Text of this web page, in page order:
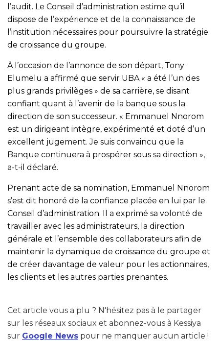
l’audit. Le Conseil d’administration estime qu’il
dispose de l’expérience et de la connaissance de
l’institution nécessaires pour poursuivre la stratégie
de croissance du groupe.
À l’occasion de l’annonce de son départ, Tony
Elumelu a affirmé que servir UBA « a été l’un des
plus grands privilèges » de sa carrière, se disant
confiant quant à l’avenir de la banque sous la
direction de son successeur. « Emmanuel Nnorom
est un dirigeant intègre, expérimenté et doté d’un
excellent jugement. Je suis convaincu que la
Banque continuera à prospérer sous sa direction »,
a-t-il déclaré.
Prenant acte de sa nomination, Emmanuel Nnorom
s’est dit honoré de la confiance placée en lui par le
Conseil d’administration. Il a exprimé sa volonté de
travailler avec les administrateurs, la direction
générale et l’ensemble des collaborateurs afin de
maintenir la dynamique de croissance du groupe et
de créer davantage de valeur pour les actionnaires,
les clients et les autres parties prenantes.
Cet article vous a plu ? N'hésitez pas à le partager
sur les réseaux sociaux et abonnez-vous à Kessiya
sur Google News pour ne manquer aucun article !